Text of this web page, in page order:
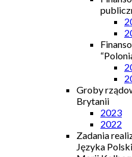
Groby
Brytanii
2023
2022
Zadania
Języka